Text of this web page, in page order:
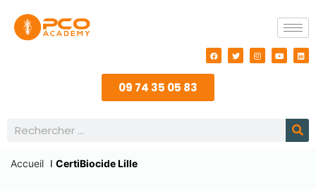
09 74 35 05 83
Accueil I CertiBiocide Lille